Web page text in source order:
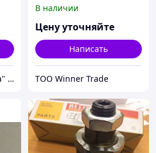
ТОО "Курылыс техника" Алматы
В наличии
Цену уточняйте
Написать
ТОО Winner Trade